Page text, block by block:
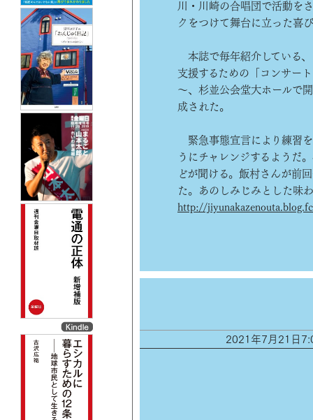
川・川崎の合唱団で活動を
クをつけて舞台に立った喜
本誌で毎年紹介している
支援するための「コンサー
～、杉並公会堂大ホールで
成された。
緊急事態宣言により練習
うにチャレンジするようだ
どが聞ける。飯村さんが前
た。あのしみじみとした味
http://
2021年7月21日